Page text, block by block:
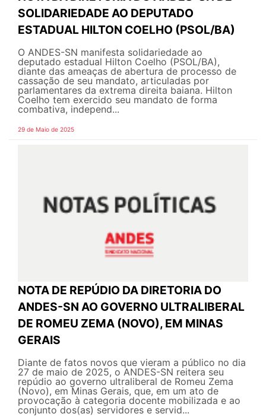
SOLIDARIEDADE AO DEPUTADO
ESTADUAL HILTON COELHO (PSOL/BA)
O ANDES-SN manifesta solidariedade ao
deputado estadual Hilton Coelho (PSOL/BA),
diante das ameaças de abertura de processo de
cassação de seu mandato, articuladas por
parlamentares da extrema direita baiana. Hilton
Coelho tem exercido seu mandato de forma
combativa, independ...
29 de Maio de 2025
NOTA DE REPÚDIO DA DIRETORIA DO
ANDES-SN AO GOVERNO ULTRALIBERAL
DE ROMEU ZEMA (NOVO), EM MINAS
GERAIS
Diante de fatos novos que vieram a público no dia
27 de maio de 2025, o ANDES-SN reitera seu
repúdio ao governo ultraliberal de Romeu Zema
(Novo), em Minas Gerais, que, em um ato de
provocação à categoria docente mobilizada e ao
conjunto dos(as) servidores e servid...